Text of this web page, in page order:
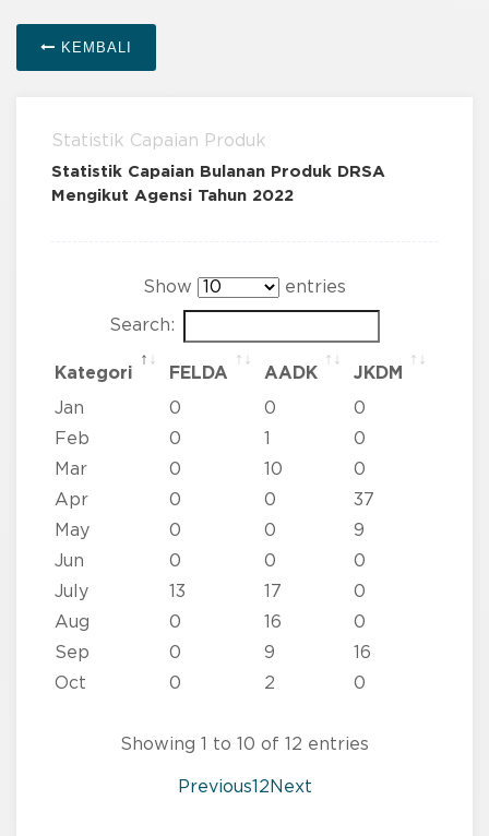
KEMBALI
Statistik Capaian Produk
Statistik Capaian Bulanan Produk DRSA
Mengikut Agensi Tahun 2022
Show entries
Search:
Kategori FELDA AADK JKDM
Kategori
FELDA AADK JKDM
Jan 0 0 0
Feb
0 0
Mar
0 10 0
Apr
0 0 37
May
0 0 9
Jun
0 0 0
July
13 17 0
Aug
0 16 0
Sep
0 9 16
Oct
0 2 0
Showing 1 to 10 of 12 entries
Previous1 2 Next